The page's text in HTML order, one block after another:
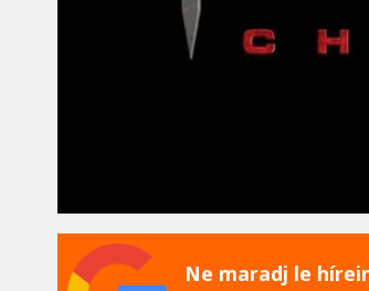
Ne maradj le